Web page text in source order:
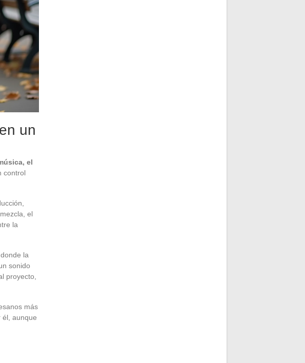
un
el
control
el
la
la
sonido
proyecto,
más
él, aunque